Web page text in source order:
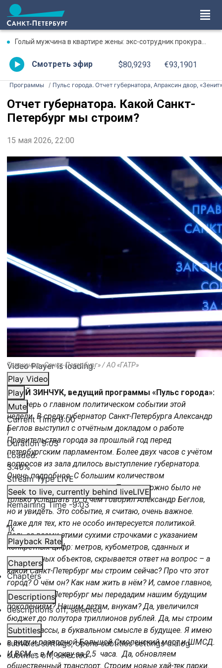
Голый мужчина в квартире жены: экс-сотрудник прокуратуры рассказал, почему совершил убийство
Смотреть эфир $80,9293 €93,1901
Программы Пульс города. Отчет губернатора, Апраксин двор,
Отчет губернатора. Какой Санкт-
Петербург мы строим?
15 мая 2026, 22:00
Video Player is loading.
Play Video
Play
Mute
Current Time0:00
/
Duration9:03
Loaded:
3.40%
Stream TypeLIVE
Seek to live, currently behind liveLIVE
Remaining Time-9:03
1x
Playback Rate
Chapters
Chapters
Descriptions
descriptions off, selected
Subtitles
subtitles settings, opens subtitles settings dialog
subtitles off, selected
Телеканал «Санкт-Петербург» / АО «ГАТР»
ЮРИЙ ЗИНЧУК, ведущий программы «Пульс города»:
«А теперь о главном политическом событии этой
недели. В среду губернатор Санкт-Петербурга Александр
Беглов выступил с отчётным докладом о работе
Правительства города за прошлый год перед
петербургским парламентом. Более двух часов с учётом
вопросов из зала длилось выступление губернатора.
Очень подробное. С большим количеством
иллюстративного материала. То есть можно было не
только услышать то, о чём говорил Александр Беглов,
но и увидеть. Это событие, я считаю, очень важное.
Даже для тех, кто не особо интересуется политикой.
Ведь за всеми этими сухими строчками с указанием
конкретных цифр: метров, кубометров, сданных и
построенных объектов, скрывается ответ на вопрос – а
какой Санкт-Петербург мы строим сейчас? Про что этот
город? О чём он? Как нам жить в нём? И, самое главное,
какой Санкт-Петербург мы передадим нашим будущим
поколениям? Нашим детям, внукам? Да, увеличился
бюджет до полутора триллионов рублей. Да, мы строим
новые трассы, в буквальном смысле в будущее. Я имею
в виду и разводной Большой Смоленский мост и ШМСД.
И ВСМ – в Москву за 2,5 часа. Да, обновляем
общественный транспорт. Строим новые хай-тек парки.